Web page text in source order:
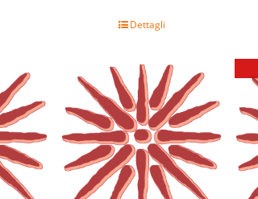
Dettagli